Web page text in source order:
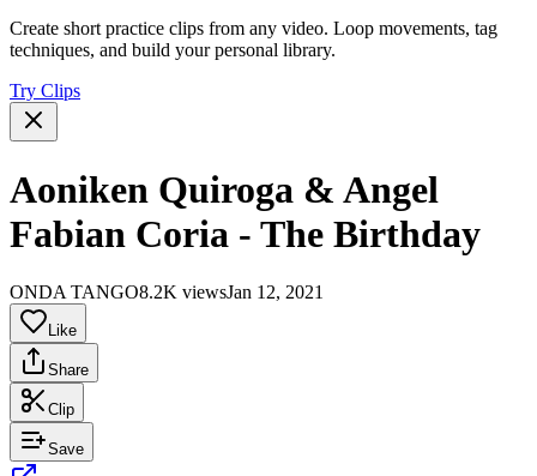
Create short practice clips from any video. Loop movements, tag
techniques, and build your personal library.
Try Clips
Aoniken Quiroga & Angel
Fabian Coria - The Birthday
ONDA TANGO8.2K viewsJan 12, 2021
Like
Share
Clip
Save